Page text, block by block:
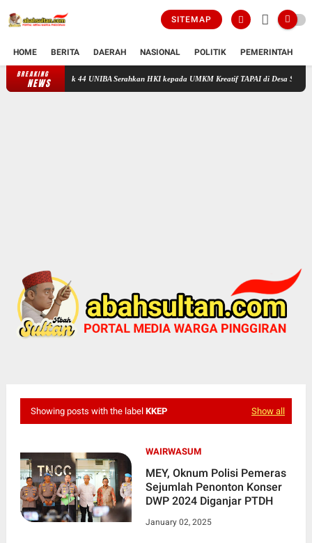
SITEMAP
HOME BERITA DAERAH NASIONAL POLITIK PEMERINTAH
BREAKING
NEWS Tingkatkan Daya Saing UMKM, Mahasiswa KKM Kelompok 44 UNIBA
Showing posts with the label KKEP Show all
WAIRWASUM
MEY, Oknum Polisi Pemeras
Sejumlah Penonton Konser
DWP 2024 Diganjar PTDH
January 02, 2025